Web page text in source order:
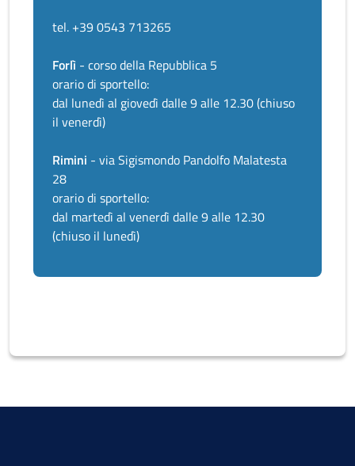
tel. +39 0543 713265
Forlì - corso della Repubblica 5
orario di sportello:
dal lunedì al giovedì dalle 9 alle 12.30 (chiuso
il venerdì)
Rimini - via Sigismondo Pandolfo Malatesta
28
orario di sportello:
dal martedì al venerdì dalle 9 alle 12.30
(chiuso il lunedì)